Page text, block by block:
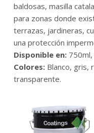
baldosas, masilla
para zonas donde
terrazas, jardineras,
una protección
Disponible en:750ml,
Colores: Blanco, gris,
transparente.